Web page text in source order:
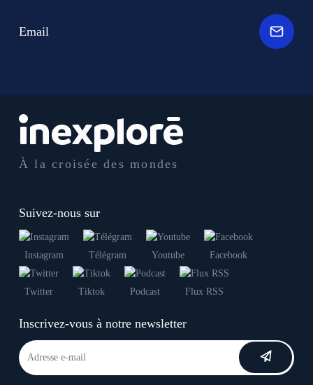
À la croisée des mondes
Suivez-nous sur
Instagram Télégram Youtube Facebook
Twitter Tiktok Podcast Flux RSS
Inscrivez-vous à notre newsletter
Email